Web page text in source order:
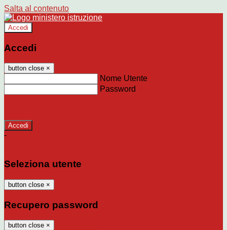
Salta al contenuto
Accedi
Accedi
button close ×
Nome Utente
Password
-
Seleziona utente
button close ×
Recupero password
button close ×